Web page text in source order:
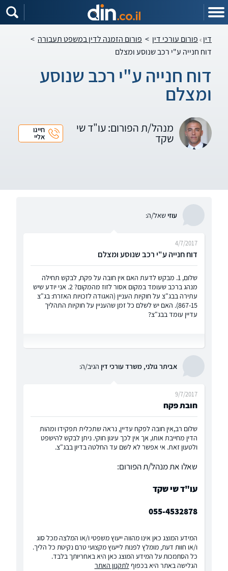
דין פורום עורכי דין > פורום הזמנה לדין במשפט תעבורה >
דוח חנייה ע"י רכב שנוסע ומצלם
דוח חנייה ע"י רכב שנוסע
ומצלם
מנהל/ת הפורום: עו"ד שי
שקד
חייגו
אליי
עוזישאל/ה:
דוח חנייה ע"י רכב שנוסע ומצלם
4/7/2017
שלום, 1. מבקש לדעת האם אין חובה על פקח, לבקש תחילה
מנהג ברכב שעומד במקום אסור לזוז מהמקום? 2. אני יודע שיש
עתירה בבג"צ על חוקיות העניין (האגודה לזכויות האזרח: בג"צ
867-15). האם יש לשלם כל זמן שהעניין על חוקיות התהליך
עדיין עומד בבג"צ?
אביתר גולני, משרד עורכי דין הגיב/ה:
חובת פקח
9/7/2017
שלום רב,אין חובה לפקח עדיין, נראה שתכלית תפקידו ומהות
הדין מחייבת אותו, אך אין לכך עיגון חוקי. ניתן לבקש להישפט
ולטעון זאת. אי אפשר לא לשם עד החלטה בדיון בבג"צ.
שאלו את מנהל/ת הפורום:
עו"ד שי שקד
055-4532878
המידע המוצג כאן אינו מהווה ייעוץ משפטי ו/או המלצה מכל סוג
ו/או חוות דעת, מומלץ לפנות לייעוץ מקצועי טרם נקיטת כל הליך.
כל הסתמכות על המידע המוצג כאן היא באחריותך בלבד.
הגלישה באתר היא בכפוף לתקנון האתר